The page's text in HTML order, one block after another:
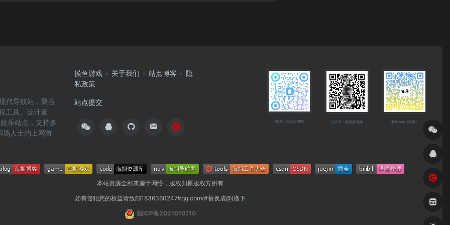
代导航站，聚合
工具、设计素
乐站点，支持多
场人士的上网首
摸鱼游戏 关于我们 站点博客
隐
私政策
站点提交
QQ群：682921902 公众号：微信搜海拥 本站 app（安卓）
本站资源全部来源于网络，版权归原版权方所有
如有侵犯您的权益请致邮1836360247#qq.com(#替换成@)撤下
皖ICP备2021010710